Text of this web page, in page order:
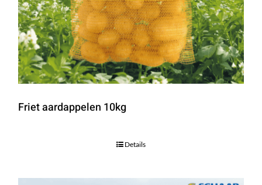
Friet aardappelen 10kg
Details